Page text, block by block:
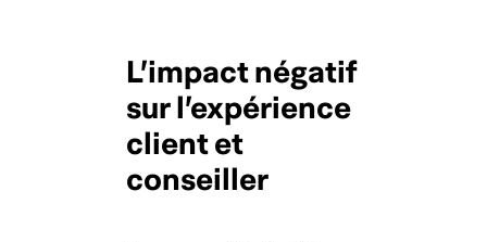
L’impact négatif
sur l’expérience
client et
conseiller